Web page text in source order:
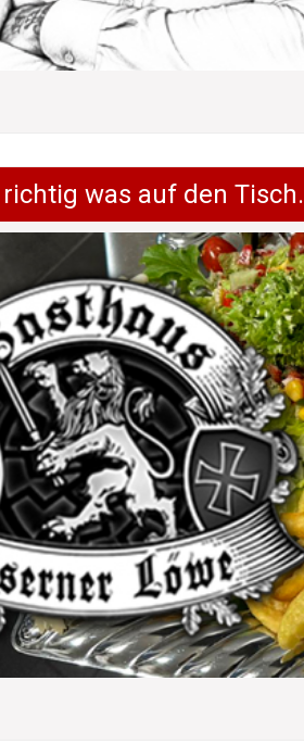
was auf den Tisch.